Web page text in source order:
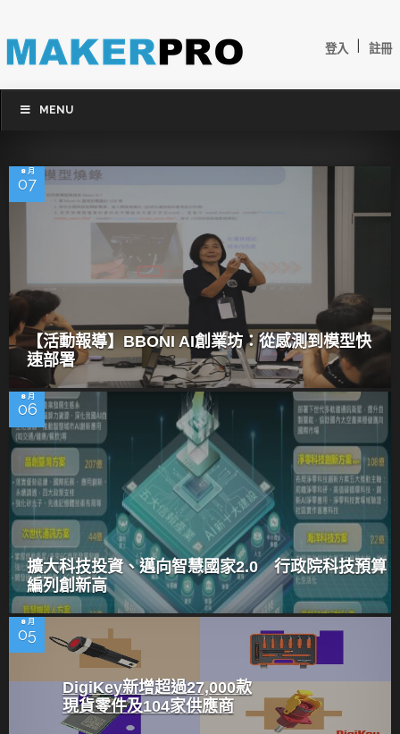
登入 註冊
MENU
8 月
07
【活動報導】BBONI AI創業坊：從感測到模型快
速部署
8 月
06
擴大科技投資、邁向智慧國家2.0 行政院科技預算
編列創新高
8 月
05
DigiKey新增超過27,000款
現貨零件及104家供應商